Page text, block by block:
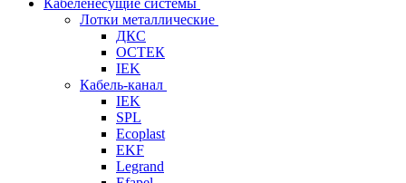
Кабеленесущие системы
Лотки металлические
ДКС
ОСТЕК
IEK
Кабель-канал
IEK
SPL
Ecoplast
EKF
Legrand